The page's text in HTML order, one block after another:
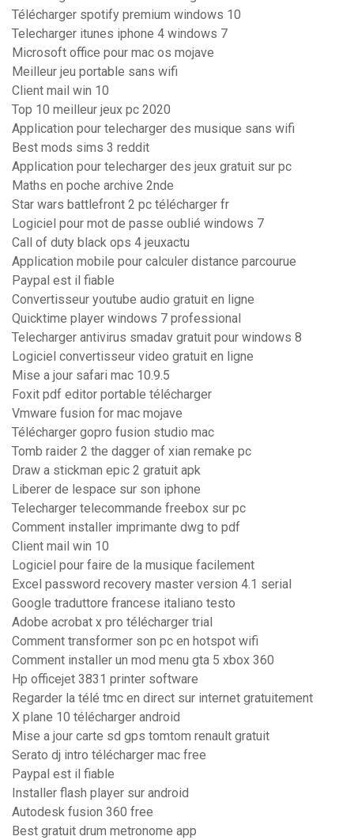
Télécharger spotify premium windows 10
Telecharger itunes iphone 4 windows 7
Microsoft office pour mac os mojave
Meilleur jeu portable sans wifi
Client mail win 10
Top 10 meilleur jeux pc 2020
Application pour telecharger des musique sans wifi
Best mods sims 3 reddit
Application pour telecharger des jeux gratuit sur pc
Maths en poche archive 2nde
Star wars battlefront 2 pc télécharger fr
Logiciel pour mot de passe oublié windows 7
Call of duty black ops 4 jeuxactu
Application mobile pour calculer distance parcourue
Paypal est il fiable
Convertisseur youtube audio gratuit en ligne
Quicktime player windows 7 professional
Telecharger antivirus smadav gratuit pour windows 8
Logiciel convertisseur video gratuit en ligne
Mise a jour safari mac 10.9.5
Foxit pdf editor portable télécharger
Vmware fusion for mac mojave
Télécharger gopro fusion studio mac
Tomb raider 2 the dagger of xian remake pc
Draw a stickman epic 2 gratuit apk
Liberer de lespace sur son iphone
Telecharger telecommande freebox sur pc
Comment installer imprimante dwg to pdf
Client mail win 10
Logiciel pour faire de la musique facilement
Excel password recovery master version 4.1 serial
Google traduttore francese italiano testo
Adobe acrobat x pro télécharger trial
Comment transformer son pc en hotspot wifi
Comment installer un mod menu gta 5 xbox 360
Hp officejet 3831 printer software
Regarder la télé tmc en direct sur internet gratuitement
X plane 10 télécharger android
Mise a jour carte sd gps tomtom renault gratuit
Serato dj intro télécharger mac free
Paypal est il fiable
Installer flash player sur android
Autodesk fusion 360 free
Best gratuit drum metronome app